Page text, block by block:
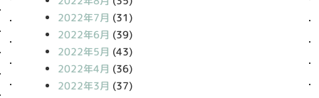
2022年7月 (31)
2022年6月 (39)
2022年5月 (43)
2022年4月 (36)
2022年3月 (37)